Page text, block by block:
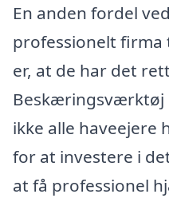
En anden fordel
professionelt
er, at de har det
Beskæringsværktøj
ikke alle haveejere
for at investere i
at få professionel